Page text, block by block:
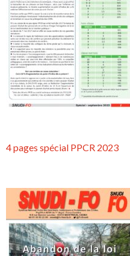
4 pages spécial PPCR 2023